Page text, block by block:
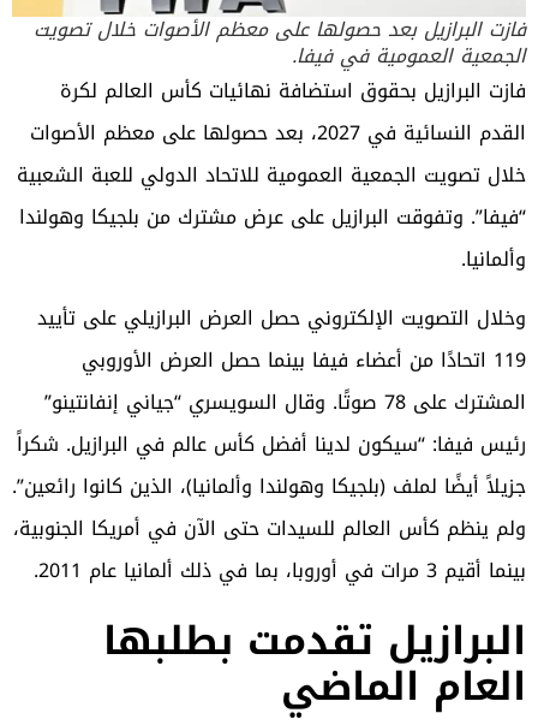
فازت البرازيل بعد حصولها على معظم الأصوات خلال تصويت
الجمعية العمومية في فيفا.
فازت البرازيل بحقوق استضافة نهائيات كأس العالم لكرة
القدم النسائية في 2027، بعد حصولها على معظم الأصوات
خلال تصويت الجمعية العمومية للاتحاد الدولي للعبة الشعبية
“فيفا”. وتفوقت البرازيل على عرض مشترك من بلجيكا وهولندا
وألمانيا.
وخلال التصويت الإلكتروني حصل العرض البرازيلي على تأييد
119 اتحادًا من أعضاء فيفا بينما حصل العرض الأوروبي
المشترك على 78 صوتًا. وقال السويسري “جياني إنفانتينو”
رئيس فيفا: “سيكون لدينا أفضل كأس عالم في البرازيل. شكراً
جزيلاً أيضًا لملف (بلجيكا وهولندا وألمانيا)، الذين كانوا رائعين”.
ولم ينظم كأس العالم للسيدات حتى الآن في أمريكا الجنوبية،
بينما أقيم 3 مرات في أوروبا، بما في ذلك ألمانيا عام 2011.
البرازيل تقدمت بطلبها
العام الماضي